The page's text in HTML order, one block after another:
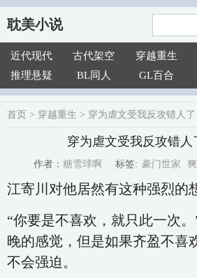
耽美小说
近代现代 古代架空 穿越重生
推理悬疑
BL同人 GL百合
首页 > 穿越重生 > 穿为虐文受我反攻错人了
穿为虐文受我反攻错人
作者： 糖雪球啊 标签: 豪门世家
江寄川对他居然有这种强烈的
“你要是不喜欢，就只此一次
晚的感觉，但是如果齐盈不喜
不会强迫。